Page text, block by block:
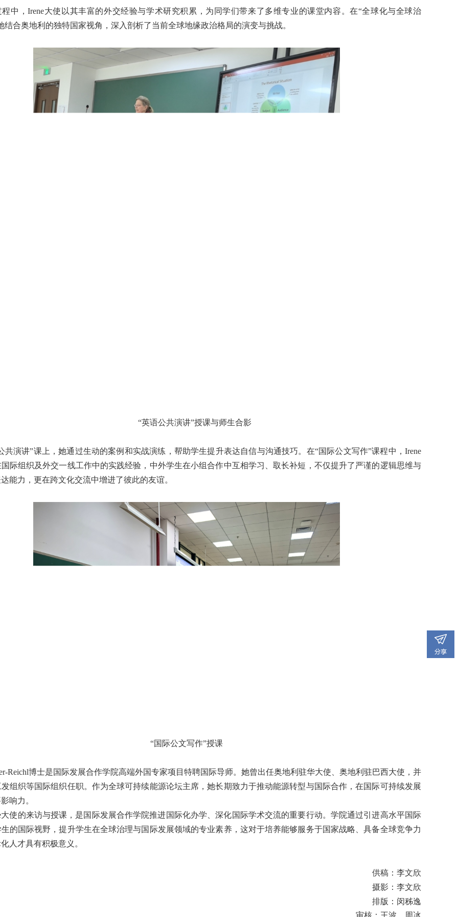
中，Irene大使以其丰富的外交经验与学术研究积累，为同学们带来了多维专业的课堂内容。在“全球化与全球治
结合奥地利的独特国家视角，深入剖析了当前全球地缘政治格局的演变与挑战。
“英语公共演讲”授课与师生合影
共演讲”课上，她通过生动的案例和实战演练，帮助学生提升表达自信与沟通技巧。在“国际公文写作”课程中，Irene
际组织及外交一线工作中的实践经验，中外学生在小组合作中互相学习、取长补短，不仅提升了严谨的逻辑思维与
能力，更在跨文化交流中增进了彼此的友谊。
“国际公文写作”授课
Reichl博士是国际发展合作学院高端外国专家项目特聘国际导师。她曾出任奥地利驻华大使、奥地利驻巴西大使，并
组织等国际组织任职。作为全球可持续能源论坛主席，她长期致力于推动能源转型与国际合作，在国际可持续发展
响力。
大使的来访与授课，是国际发展合作学院推进国际化办学、深化国际学术交流的重要行动。学院通过引进高水平国际
的国际视野，提升学生在全球治理与国际发展领域的专业素养，这对于培养能够服务于国家战略、具备全球竞争力
人才具有积极意义。
供稿：李文欣
摄影：李文欣
排版：闵秭逸